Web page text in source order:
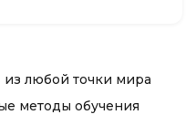
любой точки мира
методы обучения